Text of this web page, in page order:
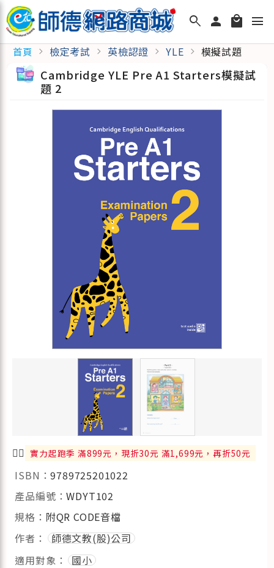
search person local_mall menu
首頁 chevron_right 檢定考試 chevron_right 英檢認證 chevron_right YLE chevron_right 模擬試題
Cambridge YLE Pre A1 Starters模擬試
題 2
🏃‍♂️ 實力起跑季 滿899元，現折30元 滿1,699元，再折50元
ISBN：9789725201022
產品編號：WDYT102
規格： 附QR CODE音檔
作者：
師德文教(股)公司
適用對象：
國小